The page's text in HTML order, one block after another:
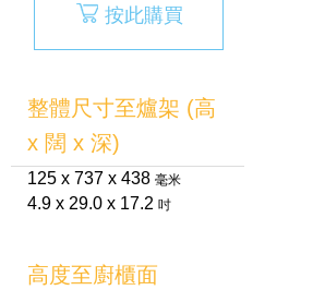
按此購買
整體尺寸至爐架 (高
x 闊 x 深)
125 x 737 x 438 毫米
4.9 x 29.0 x 17.2 吋
高度至廚櫃面